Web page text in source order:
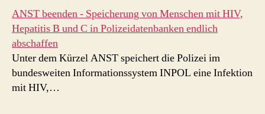
ANST beenden - Speicherung von Menschen mit HIV,
Hepatitis B und C in Polizeidatenbanken endlich
abschaffen
Unter dem Kürzel ANST speichert die Polizei im
bundesweiten Informationssystem INPOL eine Infektion
mit HIV,…